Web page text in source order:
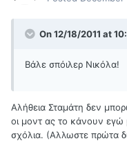
On 12/18/2011 at
Βάλε σπόιλερ Νικόλα!
Αλήθεια Σταμάτη δεν
οι μοντ ας το κάνουν εγώ
σχόλια. (Αλλωστε πρώτα